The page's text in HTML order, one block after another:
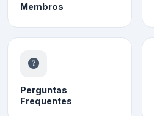
Membros
Perguntas
Frequentes